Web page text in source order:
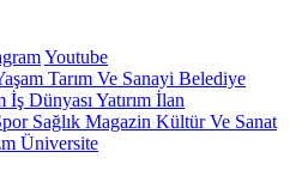
Youtube
Tarım Ve Sanayi Belediye
İş Dünyası Yatırım İlan
Sağlık Magazin Kültür Ve Sanat
Üniversite